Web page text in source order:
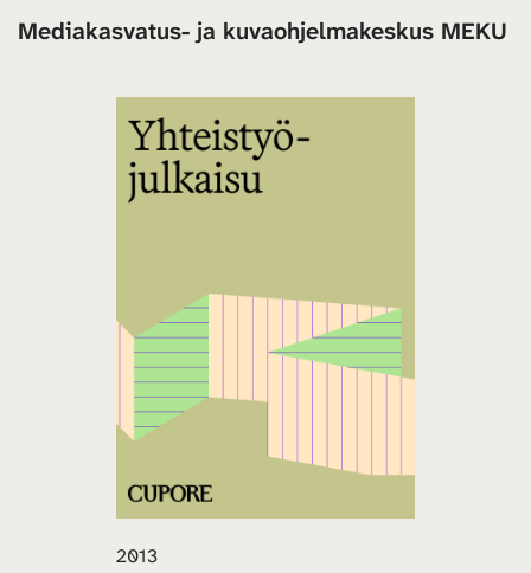
Mediakasvatus- ja kuvaohjelmakeskus MEKU
2013